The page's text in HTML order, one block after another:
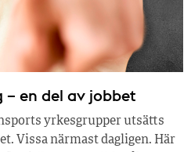
– en del av jobbet
yrkesgrupper utsätts
Vissa närmast dagligen. Här